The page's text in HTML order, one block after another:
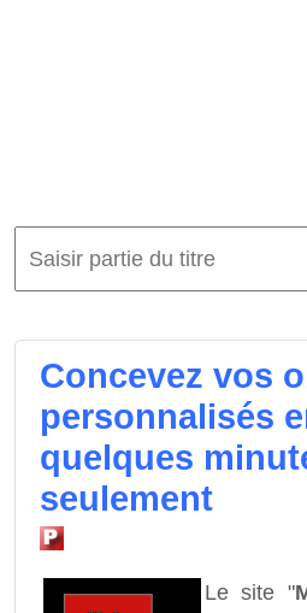
Concevez vos
personnalisés
quelques
seulement
Le site "